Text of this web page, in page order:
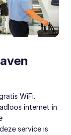
WiFi.
internet in
service is